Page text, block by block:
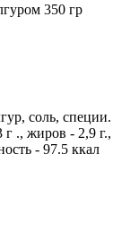
350 гр
соль, специи.
., жиров - 2,9 г.,
- 97.5 ккал